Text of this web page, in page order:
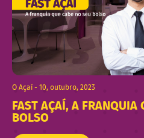
O Açaí - 10, outubro, 2023
FAST AÇAÍ, A FRANQUIA
BOLSO